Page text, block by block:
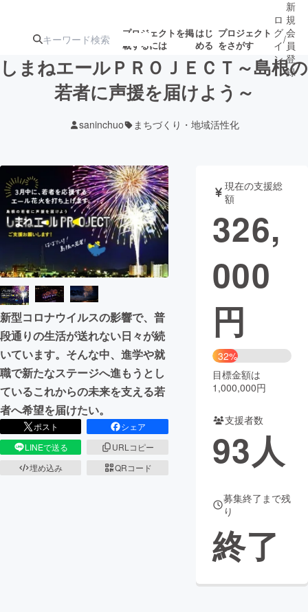
プロジェクトを掲
載するには
はじ
める
プロジェクト
をさがす
ターン
ジェクト
募集終了が近いプ
ロジェクト
アート・写真 音楽
テクノロジー・ガジェット ゲーム・サ
映像・映画
ビジネス・起業
まちづくり・地域活性化
CAMPFIRE for Social Good
CAMPFIRE Creation
CAMPFIREふるさと納税machi-ya コミュニティ
ロ
グ
イ
ン
/
新
規
会
員
登
録
しまねエールＰＲＯＪＥＣＴ～島根の
若者に声援を届けよう～
saninchuo まちづくり・地域活性化
新型コロナウイルスの影響で、普
段通りの生活が送れない日々が続
いています。そんな中、進学や就
職で新たなステージへ進もうとし
ているこれからの未来を支える若
者へ希望を届けたい。
ポスト
シェア
LINEで送る
URLコピー
埋め込み
QRコード
現在の支援総
額
326,
000
円
32%
目標金額は
1,000,000円
支援者数
93人
募集終了まで残
り
終了